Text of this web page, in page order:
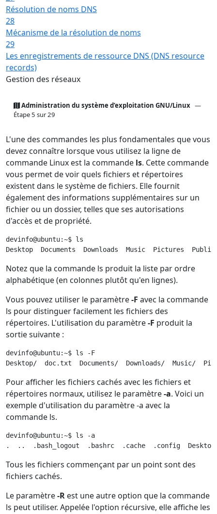
Résolution de noms DNS
28
Mécanisme de la résolution de noms
29
Les enregistrements de ressource DNS (DNS resource
records)
Gestion des réseaux
Administration du système d’exploitation GNU/Linux —
Étape 5 sur 29
L'une des commandes les plus fondamentales que vous
devez connaître lorsque vous utilisez la ligne de
commande Linux est la commande ls. Cette commande
vous permet de voir quels fichiers et répertoires
existent dans le système de fichiers. Elle fournit
également des informations supplémentaires sur un
fichier ou un dossier, telles que ses autorisations
d'accès et de propriété.
devinfo@ubuntu:~$ ls
Desktop  Documents  Downloads  Music  Pictures
Notez que la commande ls produit la liste par ordre
alphabétique (en colonnes plutôt qu'en lignes).
Vous pouvez utiliser le paramètre-F avec la commande
ls pour distinguer facilement les fichiers des
répertoires. L'utilisation du paramètre-F produit la
sortie suivante :
devinfo@ubuntu:~$ ls -F
Desktop/  doc.txt  Documents/  Downloads/  Music/
Pour afficher les fichiers cachés avec les fichiers et
répertoires normaux, utilisez le paramètre-a. Voici un
exemple d'utilisation du paramètre -a avec la
commande ls.
devinfo@ubuntu:~$ ls -a
.  ..  .bash_logout  .bashrc  .cache  .config
Tous les fichiers commençant par un point sont des
fichiers cachés.
Le paramètre-R est une autre option que la commande
ls peut utiliser. Appelée l'option récursive, elle affiche les